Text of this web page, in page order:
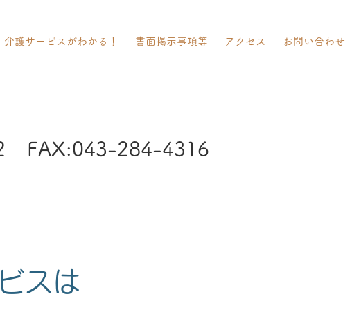
介護サービスがわかる！ 書面掲示事項等 アクセス お問い合わせ
FAX:043-284-4316
スは